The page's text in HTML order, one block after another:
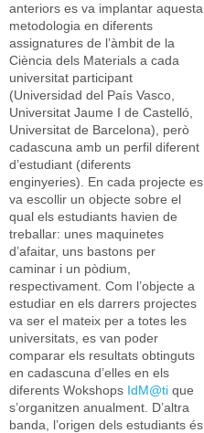
anteriors es va implantar aquesta
metodologia en diferents
assignatures de l’àmbit de la
Ciència dels Materials a cada
universitat participant
(Universidad del País Vasco,
Universitat Jaume I de Castelló,
Universitat de Barcelona), però
cadascuna amb un perfil diferent
d’estudiant (diferents
enginyeries). En cada projecte es
va escollir un objecte sobre el
qual els estudiants havien de
treballar: unes maquinetes
d’afaitar, uns bastons per
caminar i un pòdium,
respectivament. Com l’objecte a
estudiar en els darrers projectes
va ser el mateix per a totes les
universitats, es van poder
comparar els resultats obtinguts
en cadascuna d’elles en els
diferents Wokshops IdM@ti que
s’organitzen anualment. D’altra
banda, l’origen dels estudiants és